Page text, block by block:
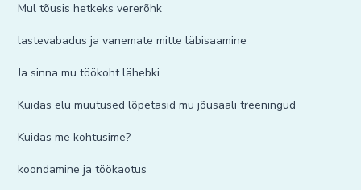
Mul tõusis hetkeks vererõhk
lastevabadus ja vanemate mitte läbisaamine
Ja sinna mu töökoht lähebki..
Kuidas elu muutused lõpetasid mu jõusaali treeningud
Kuidas me kohtusime?
koondamine ja töökaotus